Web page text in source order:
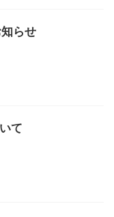
らせ
て